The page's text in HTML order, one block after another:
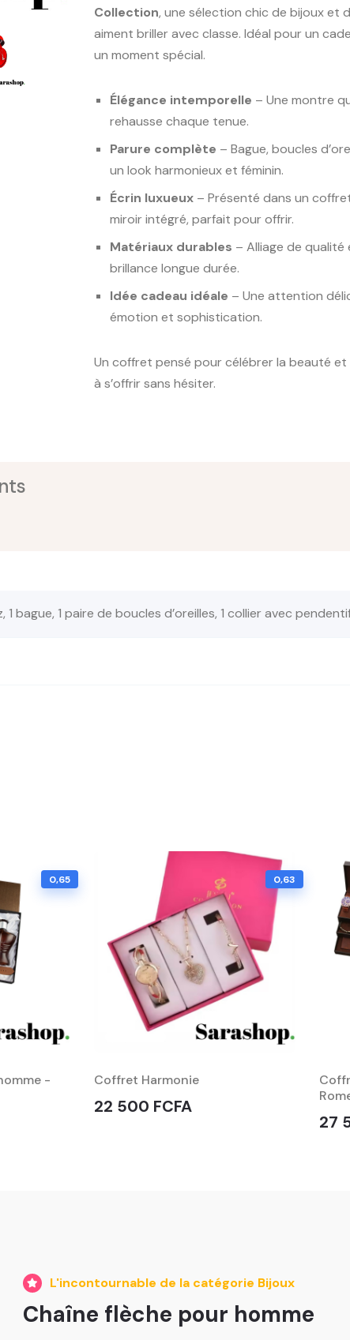
Collection, une sélection chic de bijoux et
aiment briller avec classe. Idéal pour un
un moment spécial.
Élégance intemporelle – Une montre
rehausse chaque tenue.
Parure complète – Bague, boucles
un look harmonieux et féminin.
Écrin luxueux – Présenté dans un
miroir intégré, parfait pour offrir.
Matériaux durables – Alliage de
brillance longue durée.
Idée cadeau idéale – Une attention
émotion et sophistication.
Un coffret pensé pour célébrer la beauté et
à s’offrir sans hésiter.
1 bague, 1 paire de boucles d’oreilles, 1 collier avec
0,65
-
0,63
Coffret Harmonie
22 500 FCFA
27
L'incontournable de la catégorie Bijoux
Chaîne flèche pour homme